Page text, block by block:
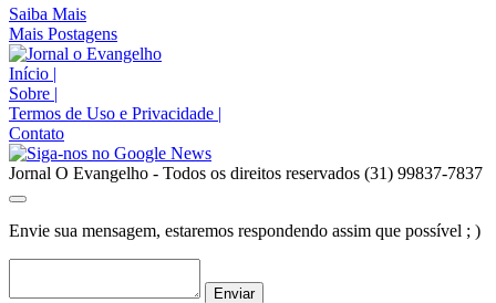
Saiba Mais
Mais Postagens
Início |
Sobre |
Termos de Uso e Privacidade |
Contato
Jornal O Evangelho - Todos os direitos reservados (31) 99837-7837
Envie sua mensagem, estaremos respondendo assim que possível ; )
Enviar